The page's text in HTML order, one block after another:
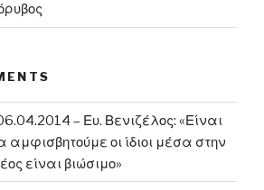
– Ευ. Βενιζέλος: «Είναι
οι ίδιοι μέσα στην
είναι βιώσιμο»